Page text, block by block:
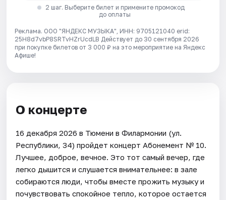
2 шаг. Выберите билет и примените промокод
до оплаты
Реклама. ООО "ЯНДЕКС МУЗЫКА", ИНН: 9705121040 erid:
25H8d7vbP8SRTvHZrUcdLB Действует до 30 сентября 2026
при покупке билетов от 3 000 ₽ на это мероприятие на Яндекс
Афише!
О концерте
16 декабря 2026 в Тюмени в Филармонии (ул.
Республики, 34) пройдет концерт Абонемент № 10.
Лучшее, доброе, вечное. Это тот самый вечер, где
легко дышится и слушается внимательнее: в зале
собираются люди, чтобы вместе прожить музыку и
почувствовать спокойное тепло, которое остается